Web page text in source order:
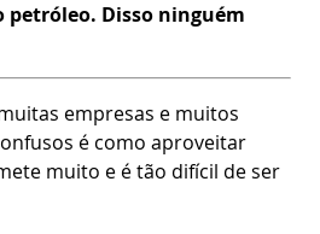
petróleo. Disso ninguém
empresas e muitos
é como aproveitar
muito e é tão difícil de ser